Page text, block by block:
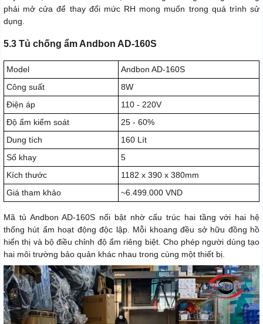
phải mở cửa để thay đổi mức RH mong muốn trong quá trình sử
dụng.
5.3 Tủ chống ẩm Andbon AD-160S
Model
Andbon AD-160S
Công suất
8W
Điện áp
110 - 220V
Độ ẩm kiểm soát
25 - 60%
Dung tích
160 Lít
Số khay
5
Kích thước
1182 x 390 x 380mm
Giá tham khảo
~6.499.000 VND
Mã tủ Andbon AD-160S nổi bật nhờ cấu trúc hai tầng với hai hệ
thống hút ẩm hoạt động độc lập. Mỗi khoang đều sở hữu đồng hồ
hiển thị và bộ điều chỉnh độ ẩm riêng biệt. Cho phép người dùng tạo
hai môi trường bảo quản khác nhau trong cùng một thiết bị.